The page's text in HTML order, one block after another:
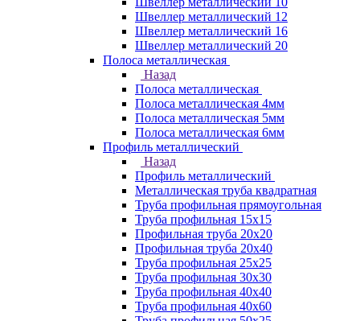
Швеллер металлический 12
Швеллер металлический 16
Швеллер металлический 20
Полоса металлическая
Назад
Полоса металлическая
Полоса металлическая 4мм
Полоса металлическая 5мм
Полоса металлическая 6мм
Профиль металлический
Назад
Профиль металлический
Металлическая труба квадратная
Труба профильная прямоугольная
Труба профильная 15х15
Профильная труба 20х20
Профильная труба 20х40
Труба профильная 25х25
Труба профильная 30x30
Труба профильная 40х40
Труба профильная 40х60